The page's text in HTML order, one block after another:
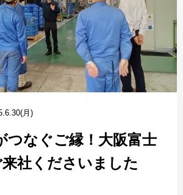
月)
つなぐご縁！大阪富士
社くださいました